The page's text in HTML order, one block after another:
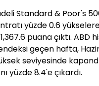
Standard & Poor's
yüzde 0.6
1,367.6 puana çıktı. ABD
geçen hafta,
seviyesinde
yüzde 8.4'e çıkardı.